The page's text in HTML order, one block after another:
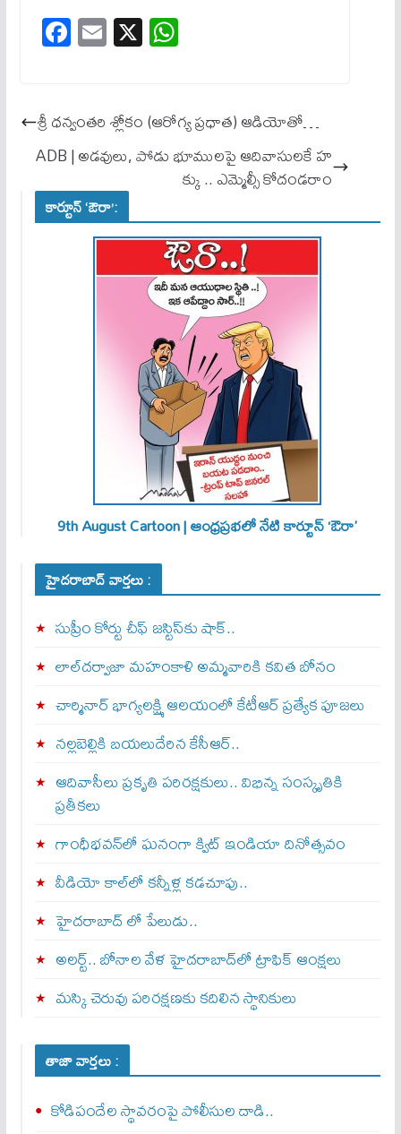
Fa
ce
ok
E
m
X W
ha
A
pp
శ్రీ ధ‌న్వంత‌రి శ్లోకం (ఆరోగ్య ప్ర‌ధాత‌) ఆడియోతో…
ADB | అడవులు, పోడు భూములపై ఆదివాసులకే హ
క్కు .. ఎమ్మెల్సీ కోదండరాం
కార్టూన్ ‘ఔరా’:
9th August Cartoon | ఆంధ్రప్రభలో నేటి కార్టూన్ ‘ఔరా’
హైదరాబాద్ వార్తలు :
సుప్రీం కోర్టు చీఫ్ జస్టిస్⁭కు షాక్..
లాల్‌దర్వాజా మహంకాళి అమ్మవారికి కవిత బోనం
చార్మినార్‌ భాగ్యలక్ష్మి ఆలయంలో కేటీఆర్ ప్రత్యేక పూజలు
నల్లబెల్లికి బయలుదేరిన కేసీఆర్‌..
ఆదివాసీలు ప్రకృతి పరిరక్షకులు.. విభిన్న సంస్కృతికి
ప్రతీకలు
గాంధీభవన్‌లో ఘనంగా క్విట్‌ ఇండియా దినోత్సవం
వీడియో కాల్‌లో కన్నీళ్ల కడచూపు..
హైదరాబాద్ లో పేలుడు..
అలర్ట్‌.. బోనాల వేళ హైదరాబాద్‌లో ట్రాఫిక్‌ ఆంక్షలు
మస్కి చెరువు పరిరక్షణకు కదిలిన స్థానికులు
తాజా వార్తలు :
కోడిపందేల స్థావరంపై పోలీసుల దాడి..